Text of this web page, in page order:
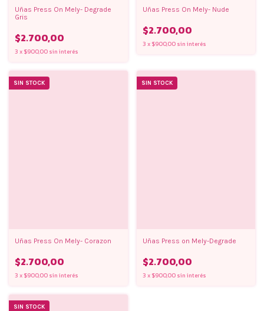
Uñas Press On Mely- Degrade
Gris
$2.700,00
3 x $900,00 sin interés
Uñas Press On Mely- Nude
$2.700,00
3 x $900,00 sin interés
SIN STOCK
Uñas Press On Mely- Corazon
$2.700,00
3 x $900,00 sin interés
SIN STOCK
Uñas Press on Mely-Degrade
$2.700,00
3 x $900,00 sin interés
SIN STOCK